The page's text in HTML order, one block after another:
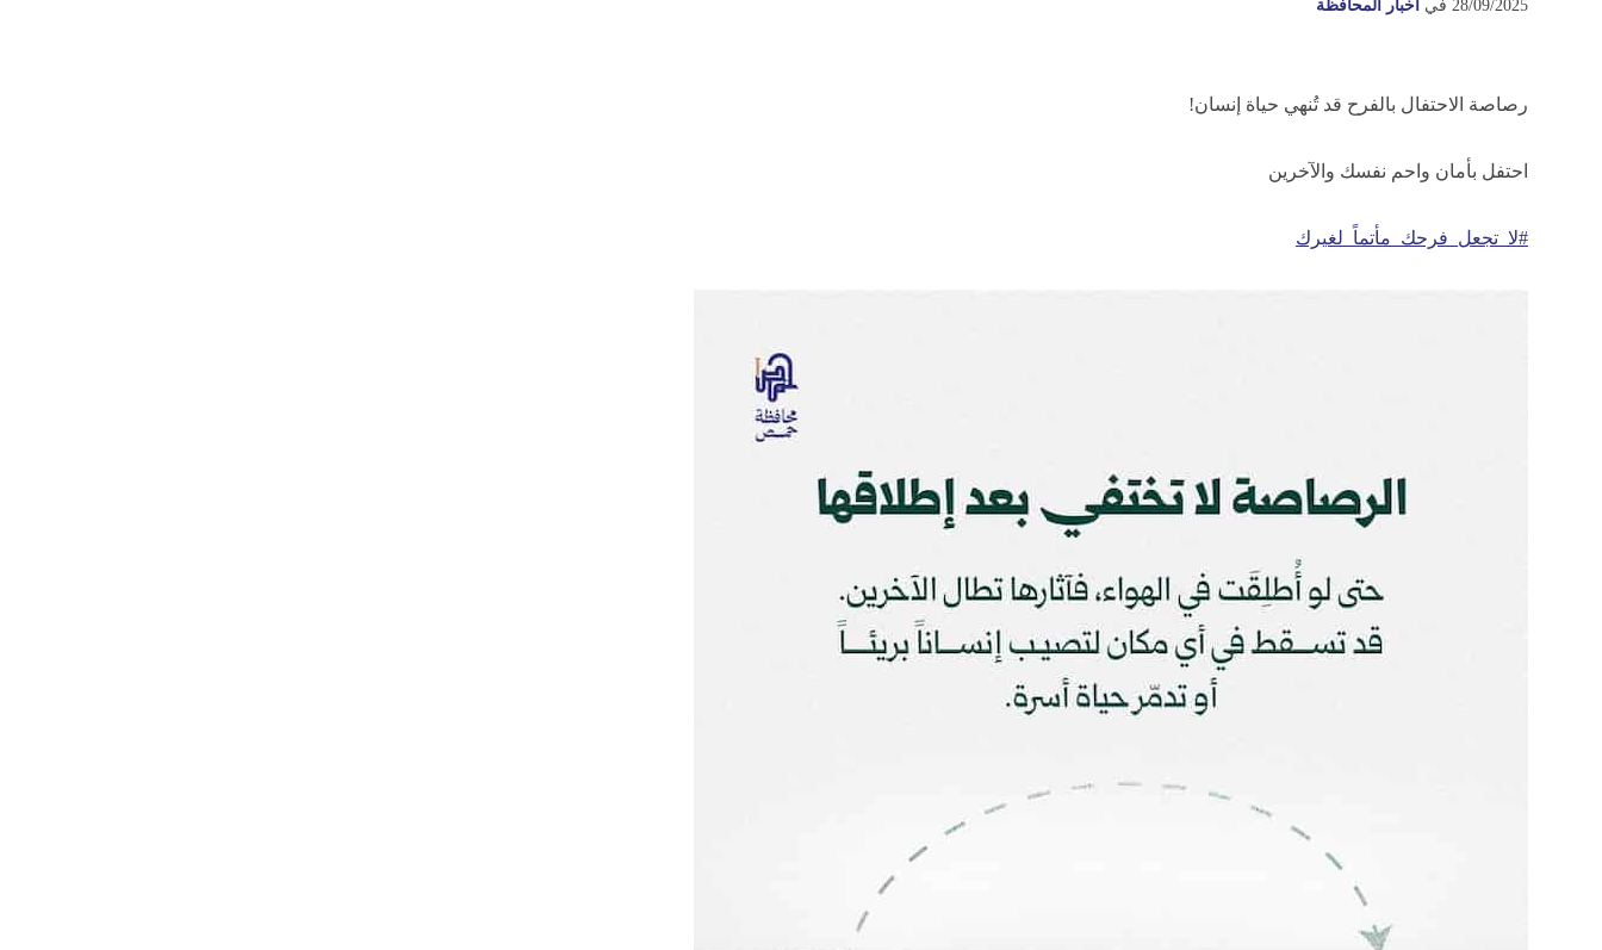
28/09/2025 في أخبار المحافظة
رصاصة الاحتفال بالفرح قد تُنهي حياة إنسان!
احتفل بأمان واحم نفسك والآخرين
#لا_تجعل_فرحك_مأتماً_لغيرك